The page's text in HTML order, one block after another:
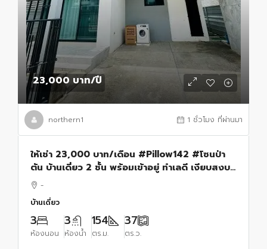
23,000 บาท/ปี
northern1 1 ชั่วโมง ที่ผ่านมา
ให้เช่า 23,000 บาท/เดือน #Pillow142 #โซนป่า
ตัน บ้านเดี่ยว 2 ชั้น พร้อมเข้าอยู่ ทำเลดี เงียบสงบ
เดินทางสะดวก พร้อมเข้าอยู่
-
บ้านเดี่ยว
3
ห้องนอน
3
ห้องน้ำ
154
ตร.ม.
37
ตร.ว.